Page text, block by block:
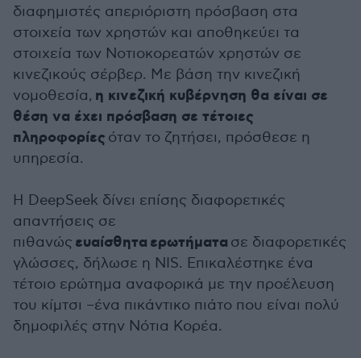
διαφημιστές απεριόριστη πρόσβαση στα
στοιχεία των χρηστών και αποθηκεύει τα
στοιχεία των Νοτιοκορεατών χρηστών σε
κινεζικούς σέρβερ. Με βάση την κινεζική
νομοθεσία, η κινεζική κυβέρνηση θα είναι σε
θέση να έχει πρόσβαση σε τέτοιες
πληροφορίες όταν το ζητήσει, πρόσθεσε η
υπηρεσία.
Η DeepSeek δίνει επίσης διαφορετικές
απαντήσεις σε
πιθανώς ευαίσθητα ερωτήματα σε διαφορετικές
γλώσσες, δήλωσε η NIS. Επικαλέστηκε ένα
τέτοιο ερώτημα αναφορικά με την προέλευση
του κίμτσι –ένα πικάντικο πιάτο που είναι πολύ
δημοφιλές στην Νότια Κορέα.